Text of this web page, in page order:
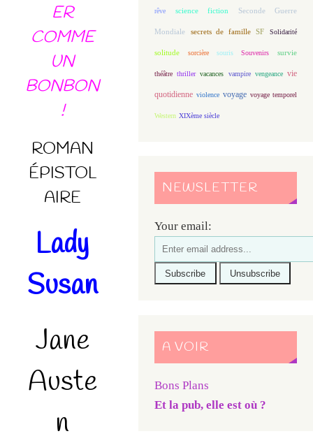
ER
COMME
UN
BONBON
!
ROMAN
ÉPISTOL
AIRE
Lady
Susan
Jane
Auste
n
rêve science fiction Seconde Guerre
Mondiale secrets de famille SF Solidarité
solitude sorcière souris Souvenirs survie
théâtre thriller vacances vampire vengeance vie
quotidienne violence voyage voyage temporel
Western XIXème siècle
NEWSLETTER
Your email:
A VOIR
Bons Plans
Et la pub, elle est où ?